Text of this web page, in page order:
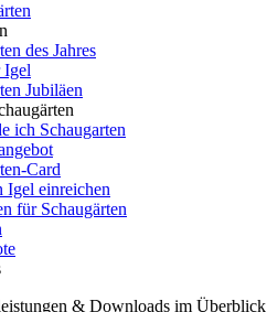
des Jahres
Igel
Jubiläen
ich Schaugarten
Card
Igel einreichen
für Schaugärten
& Downloads im Überblick